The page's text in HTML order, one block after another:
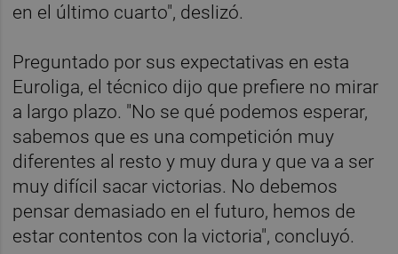
en el último cuarto", deslizó.
Preguntado por sus expectativas en esta
Euroliga, el técnico dijo que prefiere no mirar
a largo plazo. "No se qué podemos esperar,
sabemos que es una competición muy
diferentes al resto y muy dura y que va a ser
muy difícil sacar victorias. No debemos
pensar demasiado en el futuro, hemos de
estar contentos con la victoria", concluyó.